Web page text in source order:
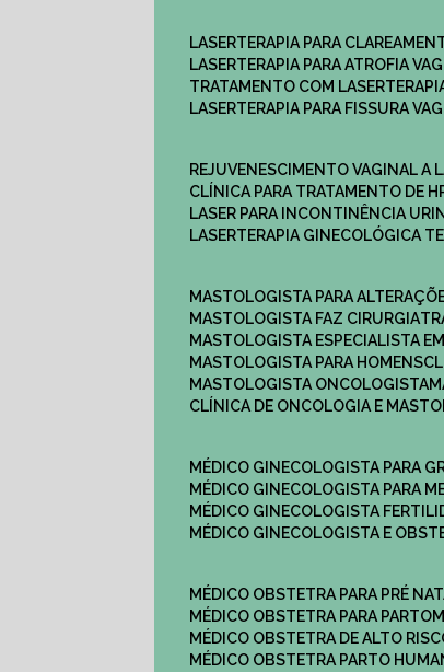
LASERTERAPIA PARA
LASERTERAPIA PARA ATROFIA
TRATAMENTO COM
LASERTERAPIA PARA FISSURA
REJUVENESCIMENTO VAGINAL A
CLÍNICA PARA TRATAMENTO DE
LASER PARA INCONTINÊNCIA
LASERTERAPIA GINECOLÓGICA
MASTOLOGISTA PARA
MASTOLOGISTA FAZ CIRURGIA
MASTOLOGISTA ESPECIALISTA
MASTOLOGISTA PARA HOMENS
MASTOLOGISTA ONCOLOGISTA
CLÍNICA DE ONCOLOGIA E
MÉDICO GINECOLOGISTA PARA
MÉDICO GINECOLOGISTA PARA
MÉDICO GINECOLOGISTA
MÉDICO GINECOLOGISTA E
MÉDICO OBSTETRA PARA PRÉ
MÉDICO OBSTETRA PARA PARTO
MÉDICO OBSTETRA DE ALTO
MÉDICO OBSTETRA PARTO